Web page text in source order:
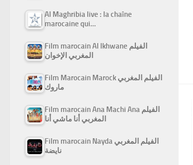
Al Maghribia live : la chaîne
marocaine qui…
Film marocain Al Ikhwane الفيلم
المغربي الإخوان
Film Marocain Marock الفيلم المغربي
ماروك
Film marocain Ana Machi Ana الفيلم
المغربي أنا ماشي أنا
Film marocain Nayda الفيلم المغربي
نايضة